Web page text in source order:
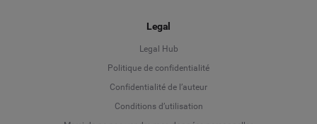
Legal
Legal Hub
Politique de confidentialité
Confidentialité de l’auteur
Conditions d’utilisation